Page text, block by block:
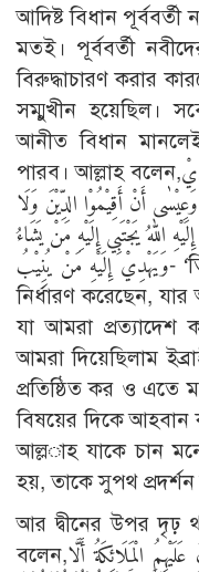
আদিষ্ট বিধান
মতই। পূর্ববর্তী
বিরুদ্ধাচারণ করার
সম্মুখীন হয়েছিল।
আনীত বিধান
পারব। আল্লাহ বলেন,شَرَعَ لَكُمْ مِنَ الدِّيْنِ مَا وَصَّى بِهِ نُوْحًا وَالَّذِيْ
أَنْ أَقِيْمُوْا الدِّيْنَ وَلَا
اللهُ يَجْتَبِي إِلَيْهِ مَنْ يَشَاءُ
وَيَهْدِيْ إِلَيْهِ مَنْ يُنِيْبُ- ‘তিনি তোমাদের জন্য দ্বীনের সে পথই
নির্ধারণ করেছেন,
যা আমরা প্রত্যাদেশ
আমরা দিয়েছিলাম
প্রতিষ্ঠিত কর ও এতে
বিষয়ের দিকে আহবান
আল্ল­াহ যাকে চান
হয়, তাকে সুপথ
আর দ্বীনের উপর দৃঢ়
বলেন,إِنَّ الَّذِيْنَ قَالُوْا رَبُّنَا اللهُ ثُمَّ اسْتَقَامُوْا تَتَنَزَّلُ عَلَيْهِمُ الْمَلَائِكَةُ أَلَّا